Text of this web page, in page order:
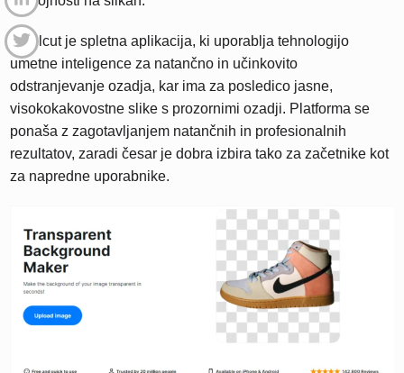
Pixelcut je spletna aplikacija, ki uporablja tehnologijo
umetne inteligence za natančno in učinkovito
odstranjevanje ozadja, kar ima za posledico jasne,
visokokakovostne slike s prozornimi ozadji. Platforma se
ponaša z zagotavljanjem natančnih in profesionalnih
rezultatov, zaradi česar je dobra izbira tako za začetnike kot
za napredne uporabnike.